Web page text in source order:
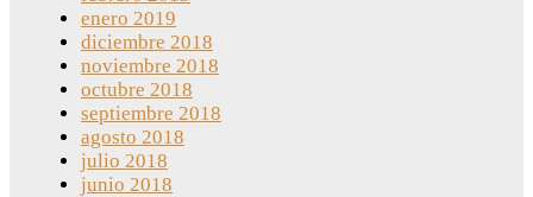
enero 2019
diciembre 2018
noviembre 2018
octubre 2018
septiembre 2018
agosto 2018
julio 2018
junio 2018